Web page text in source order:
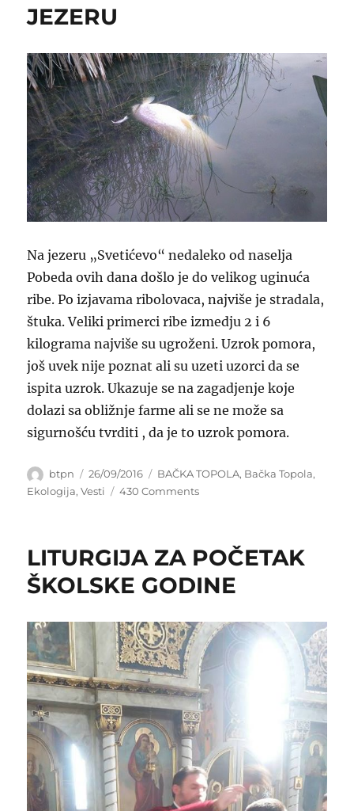
JEZERU
Na jezeru „Svetićevo“ nedaleko od naselja
Pobeda ovih dana došlo je do velikog uginuća
ribe. Po izjavama ribolovaca, najviše je stradala,
štuka. Veliki primerci ribe izmedju 2 i 6
kilograma najviše su ugroženi. Uzrok pomora,
još uvek nije poznat ali su uzeti uzorci da se
ispita uzrok. Ukazuje se na zagadjenje koje
dolazi sa obližnje farme ali se ne može sa
sigurnošću tvrditi , da je to uzrok pomora.
Author
btpn
Posted
on
26/09/2016 Categories
BAČKA TOPOLA, Bačka Topola,
Ekologija,Vesti 430 Commentson
NA
JEZERU
LITURGIJA ZA POČETAK
ŠKOLSKE GODINE